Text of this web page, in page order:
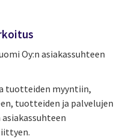
Oy:n asiakassuhteen
tuotteiden myyntiin,
tuotteiden ja palvelujen